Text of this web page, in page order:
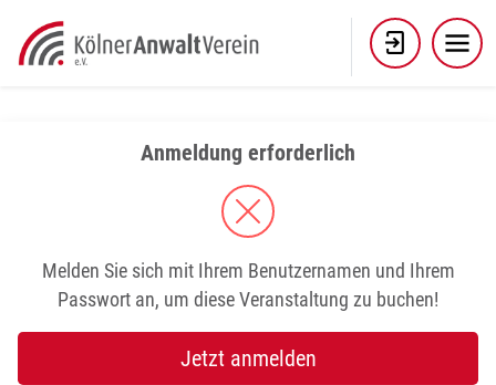
content
Anmeldung erforderlich
Melden Sie sich mit Ihrem Benutzernamen und Ihrem
Passwort an, um diese Veranstaltung zu buchen!
Jetzt anmelden